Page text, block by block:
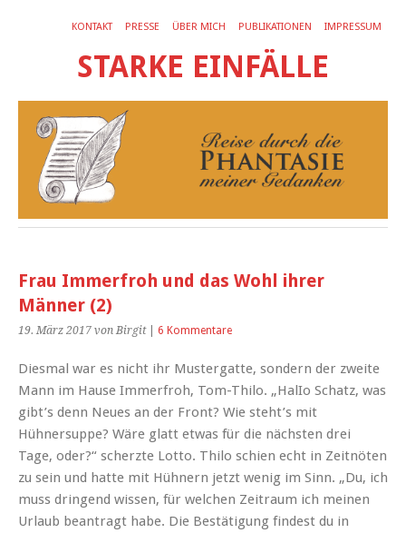
KONTAKT PRESSE ÜBER MICH PUBLIKATIONEN IMPRESSUM
STARKE EINFÄLLE
Frau Immerfroh und das Wohl ihrer
Männer (2)
19. März 2017 von Birgit| 6 Kommentare
Diesmal war es nicht ihr Mustergatte, sondern der zweite
Mann im Hause Immerfroh, Tom-Thilo. „HalIo Schatz, was
gibt’s denn Neues an der Front? Wie steht’s mit
Hühnersuppe? Wäre glatt etwas für die nächsten drei
Tage, oder?“ scherzte Lotto. Thilo schien echt in Zeitnöten
zu sein und hatte mit Hühnern jetzt wenig im Sinn. „Du, ich
muss dringend wissen, für welchen Zeitraum ich meinen
Urlaub beantragt habe. Die Bestätigung findest du in